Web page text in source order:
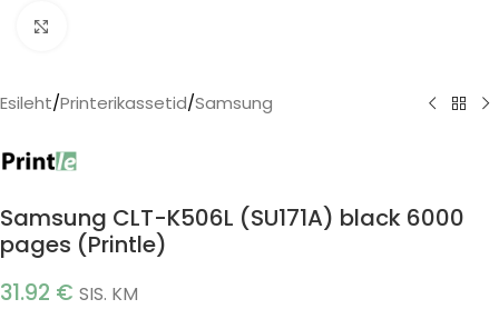
Esileht/Printerikassetid/Samsung
Samsung CLT-K506L (SU171A) black 6000
pages (Printle)
31.92 € SIS. KM